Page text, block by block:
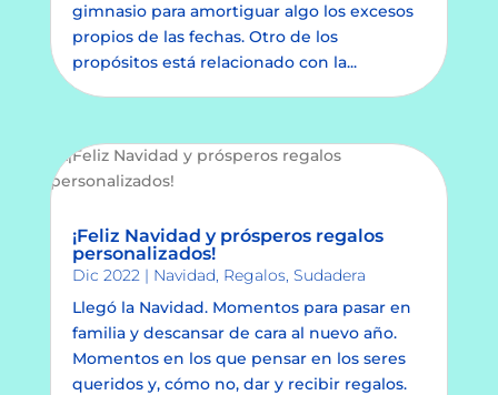
gimnasio para amortiguar algo los excesos
propios de las fechas. Otro de los
propósitos está relacionado con la...
¡Feliz Navidad y prósperos regalos
personalizados!
Dic 2022| Navidad, Regalos, Sudadera
Llegó la Navidad. Momentos para pasar en
familia y descansar de cara al nuevo año.
Momentos en los que pensar en los seres
queridos y, cómo no, dar y recibir regalos.